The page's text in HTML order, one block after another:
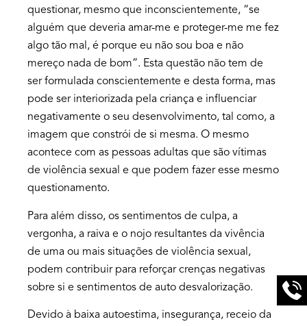
questionar, mesmo que inconscientemente, “se
alguém que deveria amar-me e proteger-me me fez
algo tão mal, é porque eu não sou boa e não
mereço nada de bom”. Esta questão não tem de
ser formulada conscientemente e desta forma, mas
pode ser interiorizada pela criança e influenciar
negativamente o seu desenvolvimento, tal como, a
imagem que constrói de si mesma. O mesmo
acontece com as pessoas adultas que são vítimas
de violência sexual e que podem fazer esse mesmo
questionamento.
Para além disso, os sentimentos de culpa, a
vergonha, a raiva e o nojo resultantes da vivência
de uma ou mais situações de violência sexual,
podem contribuir para reforçar crenças negativas
sobre si e sentimentos de auto desvalorização.
Devido à baixa autoestima, insegurança, receio da